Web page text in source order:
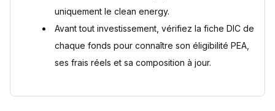
uniquement le clean energy.
Avant tout investissement, vérifiez la fiche DIC de
chaque fonds pour connaître son éligibilité PEA,
ses frais réels et sa composition à jour.